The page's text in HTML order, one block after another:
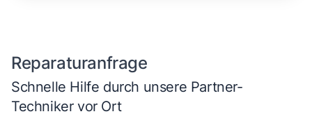
Reparaturanfrage
Schnelle Hilfe durch unsere Partner-
Techniker vor Ort